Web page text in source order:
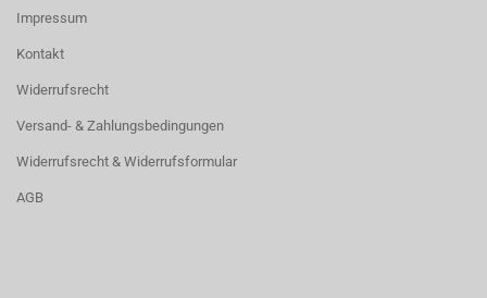
Impressum
Kontakt
Widerrufsrecht
Versand- & Zahlungsbedingungen
Widerrufsrecht & Widerrufsformular
AGB